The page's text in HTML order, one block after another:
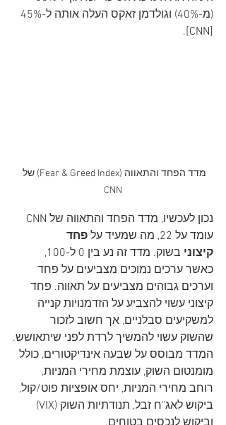
[CNN].
מדד הפחד והתאווה (Fear & Greed Index) של
CNN
עומד על 22, מה שמעיד על
פחד
קיצוני
בשוק. מדד זה נע בין 0 ל-100,
כאשר ערכים נמוכים מצביעים על פחד
וערכים גבוהים מצביעים על תאווה. פחד
קיצוני עשוי להצביע על הזדמנויות קנייה
למשקיעים סבלניים, אך חשוב לזכור
שהשוק עשוי להמשיך לרדת לפני שיתאושש.​
המדד מבוסס על שבעה אינדיקטורים, כולל
מומנטום השוק, עוצמת מחירי המניות,
רוחב מחירי המניות, יחס אופציות פוט/קול,
ביקוש לאג"ח זבל, תנודתיות השוק (VIX)